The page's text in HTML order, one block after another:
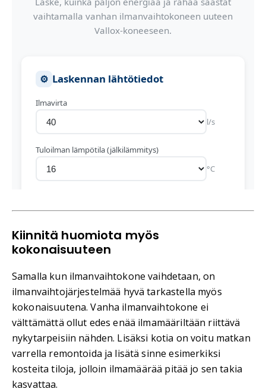
Kiinnitä huomiota myös
kokonaisuuteen
Samalla kun ilmanvaihtokone vaihdetaan, on
ilmanvaihtojärjestelmää hyvä tarkastella myös
kokonaisuutena. Vanha ilmanvaihtokone ei
välttämättä ollut edes enää ilmamääriltään riittävä
nykytarpeisiin nähden. Lisäksi kotia on voitu matkan
varrella remontoida ja lisätä sinne esimerkiksi
kosteita tiloja, jolloin ilmamäärää pitää jo sen takia
kasvattaa.